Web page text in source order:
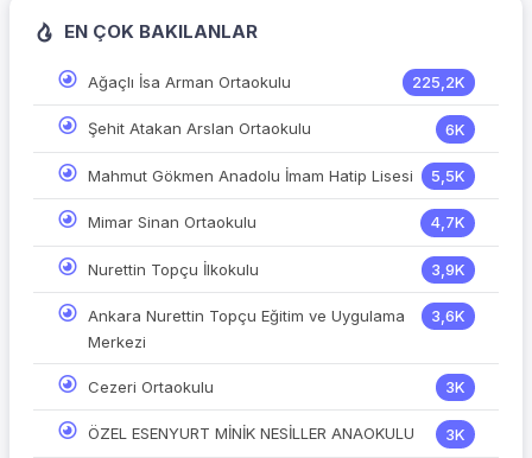
EN ÇOK BAKILANLAR
Ağaçlı İsa Arman Ortaokulu 225,2K
Şehit Atakan Arslan Ortaokulu 6K
Mahmut Gökmen Anadolu İmam Hatip Lisesi 5,5K
Mimar Sinan Ortaokulu 4,7K
Nurettin Topçu İlkokulu 3,9K
Ankara Nurettin Topçu Eğitim ve Uygulama
Merkezi
3,6K
Cezeri Ortaokulu 3K
ÖZEL ESENYURT MİNİK NESİLLER ANAOKULU 3K